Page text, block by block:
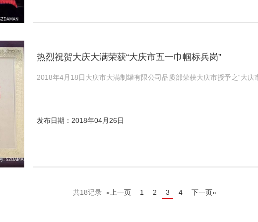
热烈祝贺大庆大满荣获“大庆市五一巾帼标兵岗”
2018年4月18日大庆市大满制罐有限公司品质部荣获大庆市授予之“大庆
发布日期：2018年04月26日
共18记录 «上一页 1 2 3 4 下一页»